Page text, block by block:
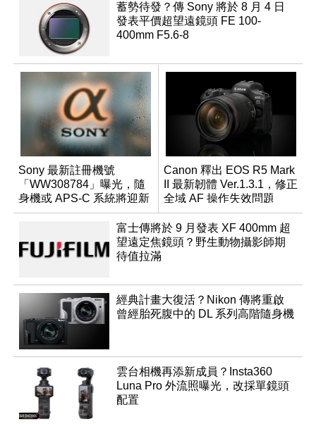
蓄勢待發？傳 Sony 將於 8 月 4 日
發表平價超望遠鏡頭 FE 100-
400mm F5.6-8
Sony 最新註冊機號
「WW308784」曝光，隨
身機或 APS-C 系統將迎新
成員？
Canon 釋出 EOS R5 Mark
II 最新韌體 Ver.1.3.1，修正
全域 AF 操作失效問題
富士傳將於 9 月發表 XF 400mm 超
望遠定焦鏡頭？野生動物攝影師期
待值拉滿
經典計畫大復活？Nikon 傳將重啟
曾經胎死腹中的 DL 系列高階隨身機
雲台相機再添新成員？Insta360
Luna Pro 外流照曝光，改採單鏡頭
配置